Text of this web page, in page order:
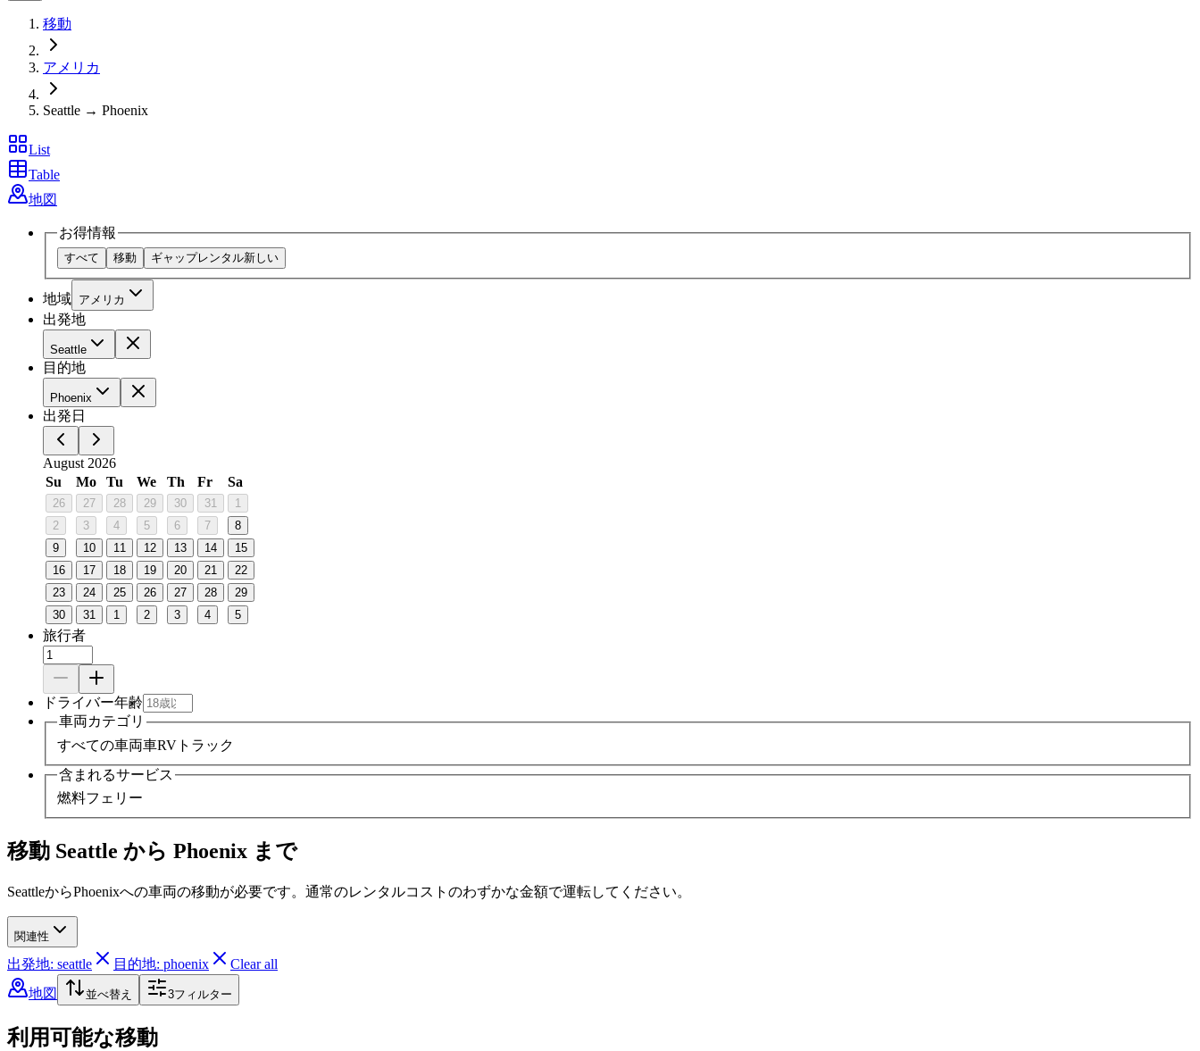
移動
アメリカ
Seattle → Phoenix
List
Table
地図
お得情報
すべて 移動 ギャップレンタル新しい
地域 アメリカ
出発地
Seattle
目的地
Phoenix
出発日
August 2026
Su
Mo Tu We Th Fr Sa
26 27 28 29 30 31
1
2
3 4 5 6 7
8
9
10 11 12 13 14
15
16
17 18 19 20 21
22
23
24 25 26 27 28
29
30
31 1 2 3 4 5
旅行者
ドライバー年齢
車両カテゴリ
すべての車両車RV トラック
含まれるサービス
燃料フェリー
移動 Seattle から Phoenix まで
SeattleからPhoenixへの車両の移動が必要です。通常のレンタルコストのわずかな金額で運転してください。
関連性
出発地: seattle 目的地: phoenix
Clear all
地図
並べ替え 3フィルター
利用可能な移動